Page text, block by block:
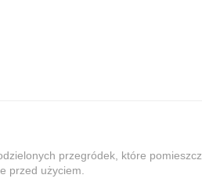
przegródek, które
przed użyciem.